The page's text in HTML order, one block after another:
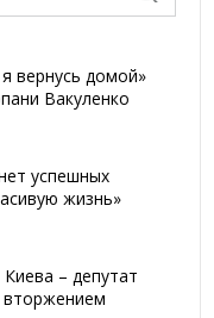
вернусь домой»
Вакуленко
успешных
жизнь»
– депутат
вторжением